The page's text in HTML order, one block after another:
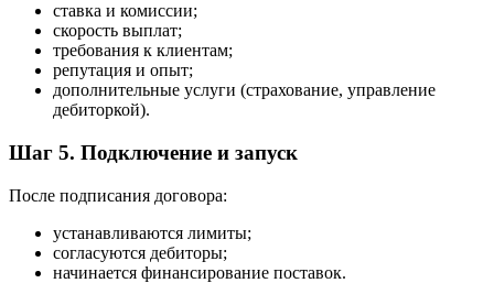
ставка и комиссии;
скорость выплат;
требования к клиентам;
репутация и опыт;
дополнительные услуги (страхование, управление
дебиторкой).
Шаг 5. Подключение и запуск
После подписания договора:
устанавливаются лимиты;
согласуются дебиторы;
начинается финансирование поставок.